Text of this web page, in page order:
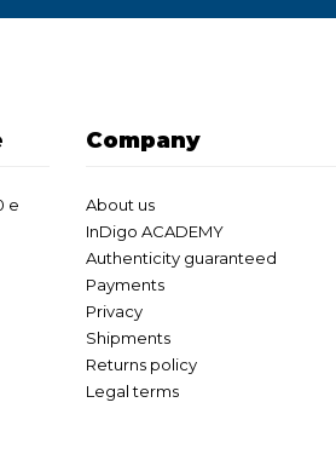
e
Company
About us
InDigo ACADEMY
Authenticity guaranteed
Payments
Privacy
Shipments
Returns policy
Legal terms